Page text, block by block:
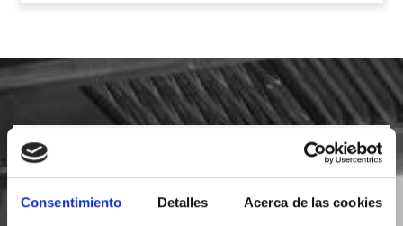
Consentimiento Detalles Acerca de las cookies
SOLICITA INFORMACIÓN